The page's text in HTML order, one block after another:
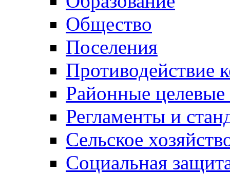
Общество
Поселения
Противодействие
Районные
Регламенты и
Сельское
Социальная